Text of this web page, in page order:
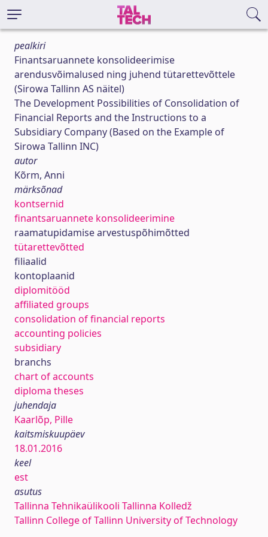
pealkiri
Finantsaruannete konsolideerimise
arendusvõimalused ning juhend tütarettevõttele
(Sirowa Tallinn AS näitel)
The Development Possibilities of Consolidation of
Financial Reports and the Instructions to a
Subsidiary Company (Based on the Example of
Sirowa Tallinn INC)
autor
Kõrm, Anni
märksõnad
kontsernid
finantsaruannete konsolideerimine
raamatupidamise arvestuspõhimõtted
tütarettevõtted
filiaalid
kontoplaanid
diplomitööd
affiliated groups
consolidation of financial reports
accounting policies
subsidiary
branchs
chart of accounts
diploma theses
juhendaja
Kaarlõp, Pille
kaitsmiskuupäev
18.01.2016
keel
est
asutus
Tallinna Tehnikaülikooli Tallinna Kolledž
Tallinn College of Tallinn University of Technology